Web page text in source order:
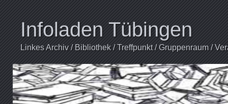
Infoladen Tübingen
Linkes Archiv / Bibliothek / Treffpunkt / Gruppenraum /